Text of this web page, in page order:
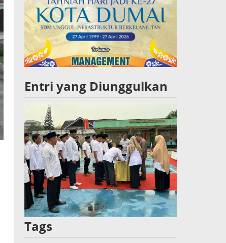
Entri yang Diunggulkan
Tags